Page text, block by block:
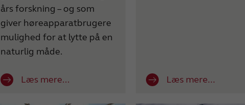
års forskning – og som
giver høreapparatbrugere
mulighed for at lytte på en
naturlig måde.
Læs mere... Læs mere...